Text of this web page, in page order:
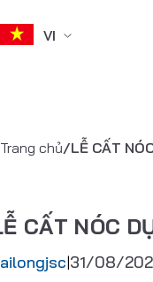
content
VI
Trang chủ/LỄ CẤT
CẤT NÓC
|31/08/